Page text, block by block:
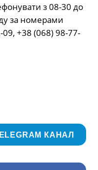
з 08-30 до
за номерами
+38 (068) 98-77-
КАНАЛ